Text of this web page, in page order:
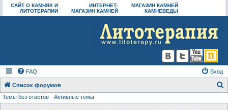
САЙТ О КАМНЯХ И
ЛИТОТЕРАПИИ
ИНТЕРНЕТ-
МАГАЗИН КАМНЕЙ
МАГАЗИН КАМНЕЙ
КАМНЕВЕДЫ
FAQ Вход
Список форумов
Темы без ответов Активные темы